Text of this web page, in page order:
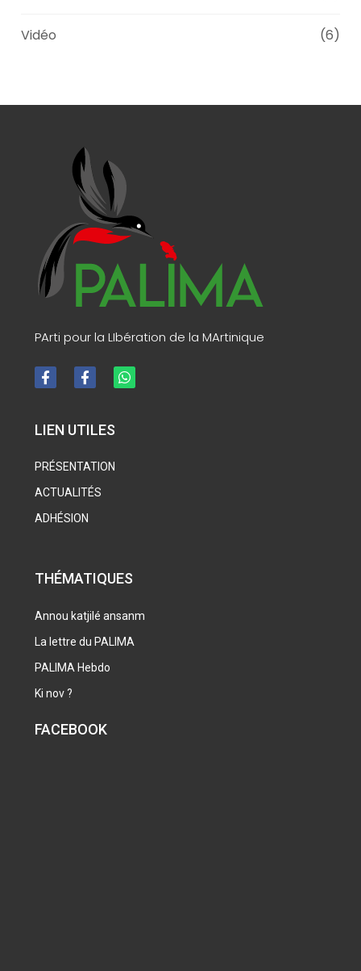
Vidéo (6)
PArti pour la LIbération de la MArtinique
LIEN UTILES
PRÉSENTATION
ACTUALITÉS
ADHÉSION
THÉMATIQUES
Annou katjilé ansanm
La lettre du PALIMA
PALIMA Hebdo
Ki nov ?
FACEBOOK